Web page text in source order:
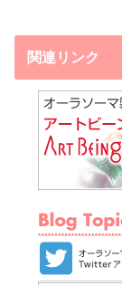
関連リンク